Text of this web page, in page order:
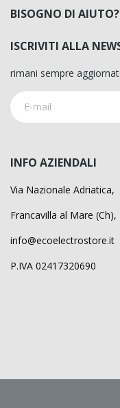
BISOGNO DI AIUTO?
ISCRIVITI ALLA
rimani sempre
INFO AZIENDALI
Via Nazionale Adriatica,
Francavilla al Mare (Ch),
info@ecoelectrostore.it
P.IVA 02417320690